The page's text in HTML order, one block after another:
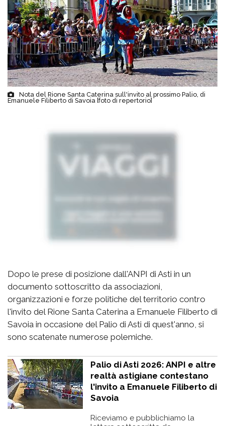
Nota del Rione Santa Caterina sull'invito al prossimo Palio, di
Emanuele Filiberto di Savoia [foto di repertorio]
Dopo le prese di posizione dall'ANPI di Asti in un
documento sottoscritto da associazioni,
organizzazioni e forze politiche del territorio contro
l'invito del Rione Santa Caterina a Emanuele Filiberto di
Savoia in occasione del Palio di Asti di quest'anno, si
sono scatenate numerose polemiche.
Palio di Asti 2026: ANPI e altre
realtà astigiane contestano
l'invito a Emanuele Filiberto di
Savoia
Riceviamo e pubblichiamo la